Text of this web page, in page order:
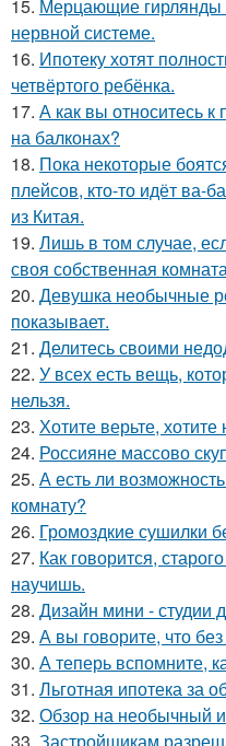
15. Мерцающие гирлянды
нервной системе.
16. Ипотеку хотят
четвёртого ребёнка.
17. А как вы относитесь
на балконах?
18. Пока некоторые
плейсов, кто-то идёт ва-
из Китая.
19. Лишь в том случае,
своя собственная
20. Девушка необычные
показывает.
21. Делитесь своими
22. У всех есть вещь,
нельзя.
23. Хотите верьте, хотите
24. Россияне массово
25. А есть ли
комнату?
26. Громоздкие сушилки
27. Как говорится,
научишь.
28. Дизайн мини - студии
29. А вы говорите, что
30. А теперь вспомните,
31. Льготная ипотека за
32. Обзор на необычный